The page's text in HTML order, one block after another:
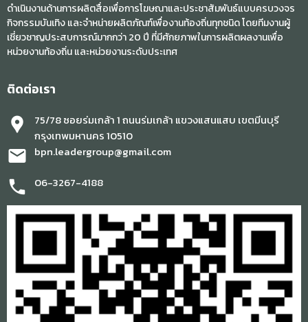
ดำเนินงานด้านการผลิตสื่อเพื่อการโฆษณาและประชาสัมพันธ์แบบครบวงจร
กิจกรรมบันเทิง และจำหน่ายผลิตภัณฑ์เพื่องานท้องถิ่นทุกชนิด โดยทีมงานผู้
เชี่ยวชาญประสบการณ์มากกว่า 20 ปี ที่มีศักยภาพในการผลิตผลงานเพื่อ
หน่วยงานท้องถิ่น และหน่วยงานระดับประเทศ
ติดต่อเรา
location_pin
75/78 ซอยร่มเกล้า 1 ถนนร่มเกล้า แขวงแสนแสบ เขตมีนบุรี
กรุงเทพมหานคร 10510
mail bpn.leadergroup@gmail.com
phone 06-3267-4188